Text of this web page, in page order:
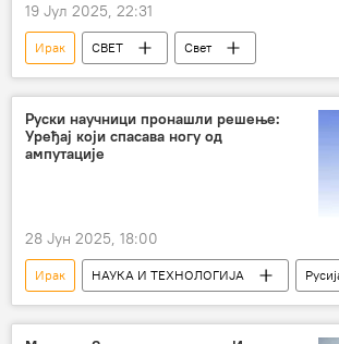
19 Јул 2025, 22:31
Ирак СВЕТ
Свет
Свет – политика
САД
председнички избори у САД
мешање у изборе
Русија
Србија
Либија
Анализе и мишљења
Руски научници пронашли решење:
Уређај који спасава ногу од
ампутације
28 Јун 2025, 18:00
Ирак НАУКА И ТЕХНОЛОГИЈА
научници
роботика
уређај
ампутација